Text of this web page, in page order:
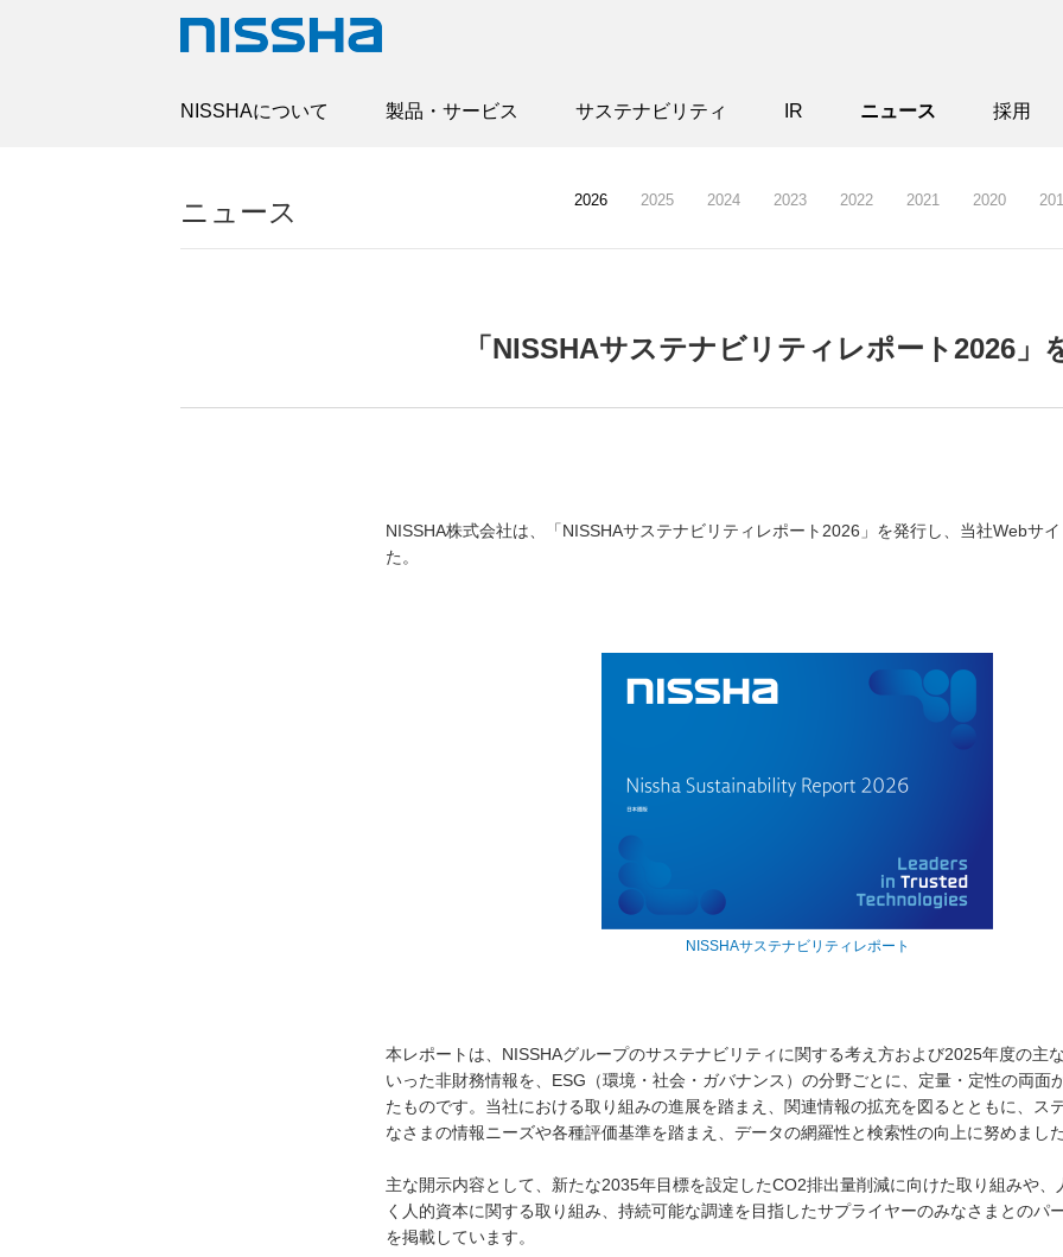
NISSHAについて 製品・サービス サステナビリティ IR ニュース 採用
ニュース 2026 2025 2024 2023 2022 2021 2020
「NISSHAサステナビリティレポート2026」
NISSHA株式会社は、「NISSHAサステナビリティレポート2026」を発行し、当社Webサ
た。
NISSHAサステナビリティレポート
本レポートは、NISSHAグループのサステナビリティに関する考え方および2025年度の主
いった非財務情報を、ESG（環境・社会・ガバナンス）の分野ごとに、定量・定性の両面
たものです。当社における取り組みの進展を踏まえ、関連情報の拡充を図るとともに、ス
なさまの情報ニーズや各種評価基準を踏まえ、データの網羅性と検索性の向上に努めました
主な開示内容として、新たな2035年目標を設定したCO2排出量削減に向けた取り組みや、
く人的資本に関する取り組み、持続可能な調達を目指したサプライヤーのみなさまとのパ
を掲載しています。